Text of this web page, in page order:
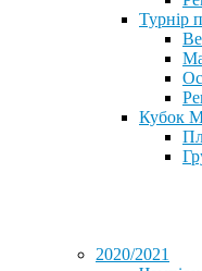
Турнір
Кубок
2020/2021